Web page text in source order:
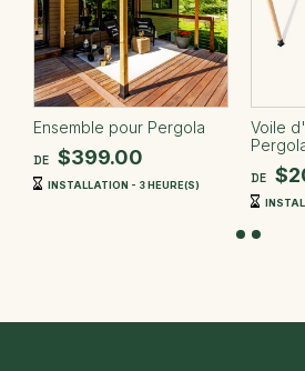
Ensemble pour Pergola
DE $399.00
INSTALLATION - 3 HEURE(S)
Voile
DE